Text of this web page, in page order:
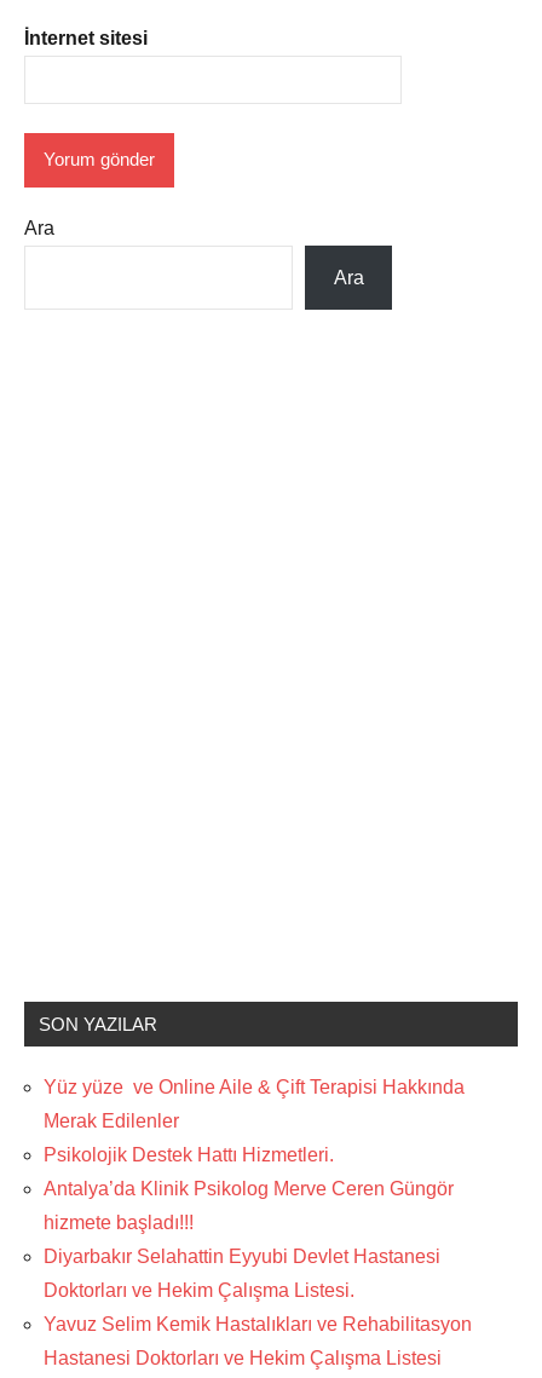
İnternet sitesi
Ara
Ara
SON YAZILAR
Yüz yüze ve Online Aile & Çift Terapisi Hakkında
Merak Edilenler
Psikolojik Destek Hattı Hizmetleri.
Antalya’da Klinik Psikolog Merve Ceren Güngör
hizmete başladı!!!
Diyarbakır Selahattin Eyyubi Devlet Hastanesi
Doktorları ve Hekim Çalışma Listesi.
Yavuz Selim Kemik Hastalıkları ve Rehabilitasyon
Hastanesi Doktorları ve Hekim Çalışma Listesi